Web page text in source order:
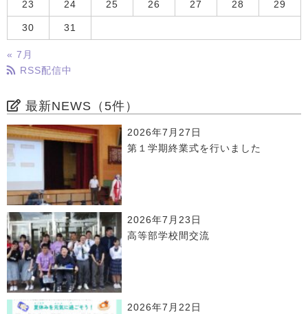
23 24 25 26 27 28 29
30 31
« 7月
RSS配信中
最新NEWS（5件）
2026年7月27日
第１学期終業式を行いました
2026年7月23日
高等部学校間交流
2026年7月22日